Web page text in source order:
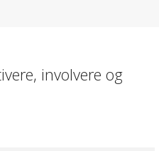
involvere og